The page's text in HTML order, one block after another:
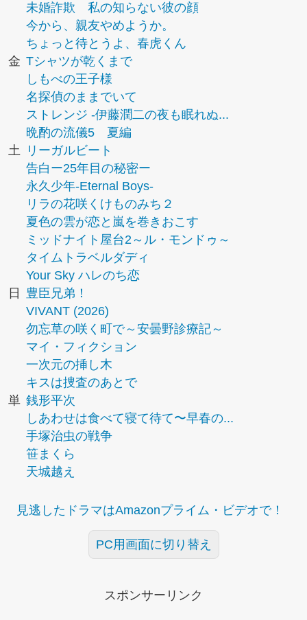
未婚詐欺 私の知らない彼の顔
今から、親友やめようか。
ちょっと待とうよ、春虎くん
金 Tシャツが乾くまで
しもべの王子様
名探偵のままでいて
ストレンジ -伊藤潤二の夜も眠れぬ...
晩酌の流儀5 夏編
土
リーガルビート
告白ー25年目の秘密ー
永久少年-Eternal Boys-
リラの花咲くけものみち２
夏色の雲が恋と嵐を巻きおこす
ミッドナイト屋台2～ル・モンドゥ～
タイムトラベルダディ
Your Sky ハレのち恋
日
豊臣兄弟！
VIVANT (2026)
勿忘草の咲く町で～安曇野診療記～
マイ・フィクション
一次元の挿し木
キスは捜査のあとで
単 銭形平次
しあわせは食べて寝て待て〜早春の...
手塚治虫の戦争
笹まくら
天城越え
見逃したドラマはAmazonプライム・ビデオで！
PC用画面に切り替え
スポンサーリンク